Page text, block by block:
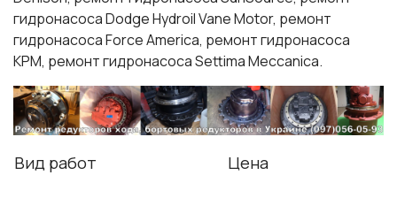
гидронасоса Dodge Hydroil Vane Motor, ремонт
гидронасоса Force America, ремонт гидронасоса
KPM, ремонт гидронасоса Settima Meccanica.
Вид работ Цена